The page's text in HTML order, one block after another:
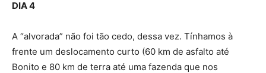
DIA 4
A “alvorada” não foi tão cedo, dessa vez. Tínhamos à
frente um deslocamento curto (60 km de asfalto até
Bonito e 80 km de terra até uma fazenda que nos